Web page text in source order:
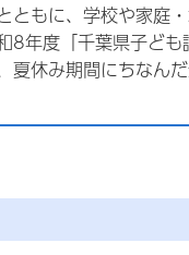
もに、学校や家庭
年度「千葉県子ど
休み期間にちなん